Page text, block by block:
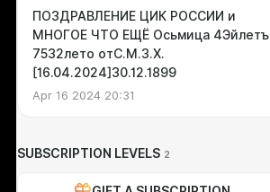
ПОЗДРАВЛЕНИЕ ЦИК РОССИИ и
МНОГОЕ ЧТО ЕЩЁ Осьмица 4Эйлетъ
7532лето отС.М.З.Х.
[16.04.2024]30.12.1899
Apr 16 2024 20:31
SUBSCRIPTION LEVELS 2